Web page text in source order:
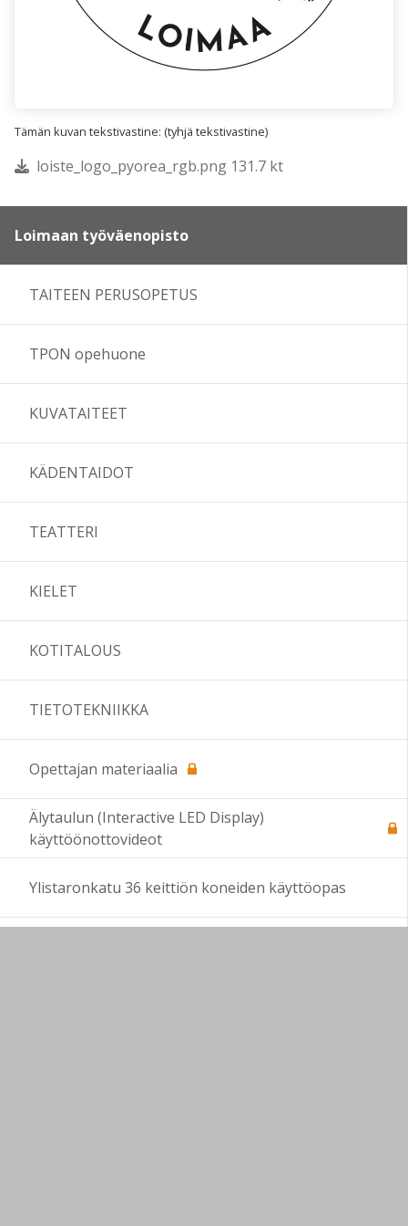
Tämän kuvan tekstivastine: (tyhjä tekstivastine)
loiste_logo_pyorea_rgb.png 131.7 kt
Loimaan työväenopisto
TAITEEN PERUSOPETUS
TPON opehuone
KUVATAITEET
KÄDENTAIDOT
TEATTERI
KIELET
KOTITALOUS
TIETOTEKNIIKKA
Opettajan materiaalia
Älytaulun (Interactive LED Display)
käyttöönottovideot
Ylistaronkatu 36 keittiön koneiden käyttöopas